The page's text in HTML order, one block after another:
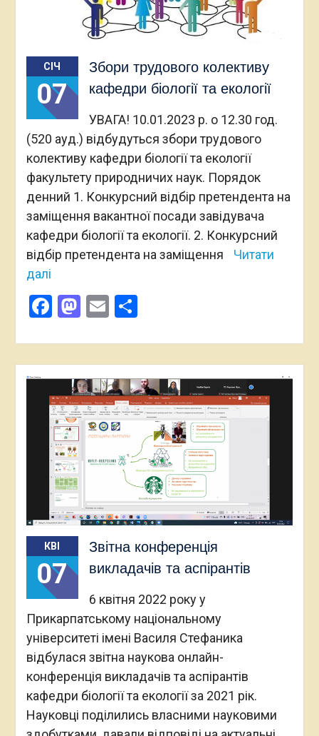
СІЧ
07
Збори трудового колективу
кафедри біології та екології
УВАГА! 10.01.2023 р. о 12.30 год.
(520 ауд.) відбудуться збори трудового
колективу кафедри біології та екології
факультету природничих наук. Порядок
денний 1. Конкурсний відбір претендента на
заміщення вакантної посади завідувача
кафедри біології та екології. 2. Конкурсний
відбір претендента на заміщення
Читати
далі
Facebook
Mastodon
EmailПоділитися
КВІ
07
Звітна конференція
викладачів та аспірантів
6 квітня 2022 року у
Прикарпатському національному
університеті імені Василя Стефаника
відбулася звітна наукова онлайн-
конференція викладачів та аспірантів
кафедри біології та екології за 2021 рік.
Науковці поділились власними науковими